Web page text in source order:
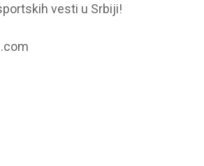
vesti u Srbiji!